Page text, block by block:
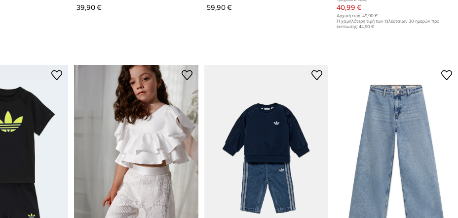
39,90 € 59,90 € 40,99 €
Αρχική τιμή: 49,90 €
Η χαμηλότερη τιμή των τελευταίων 30 ημερών προ
έκπτωσης: 44,90 €